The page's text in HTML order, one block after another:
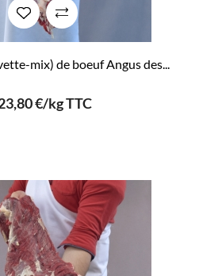
mix) de boeuf Angus des...
€/kg TTC